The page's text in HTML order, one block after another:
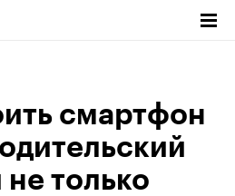
смартфон
не только